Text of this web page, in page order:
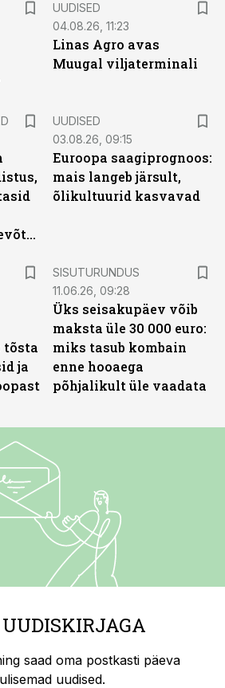
UUDISED
04.08.26, 11:23
Linas Agro avas
Muugal viljaterminali
põllumajandusettevõtted
UUDISED
03.08.26, 09:15
Euroopa saagiprognoos:
mais langeb järsult,
õlikultuurid kasvavad
tõsta
ja
SISUTURUNDUS
11.06.26, 09:28
Üks seisakupäev võib
maksta üle 30 000 euro:
miks tasub kombain
enne hooaega
põhjalikult üle vaadata
saad oma postkasti päeva
uudised.